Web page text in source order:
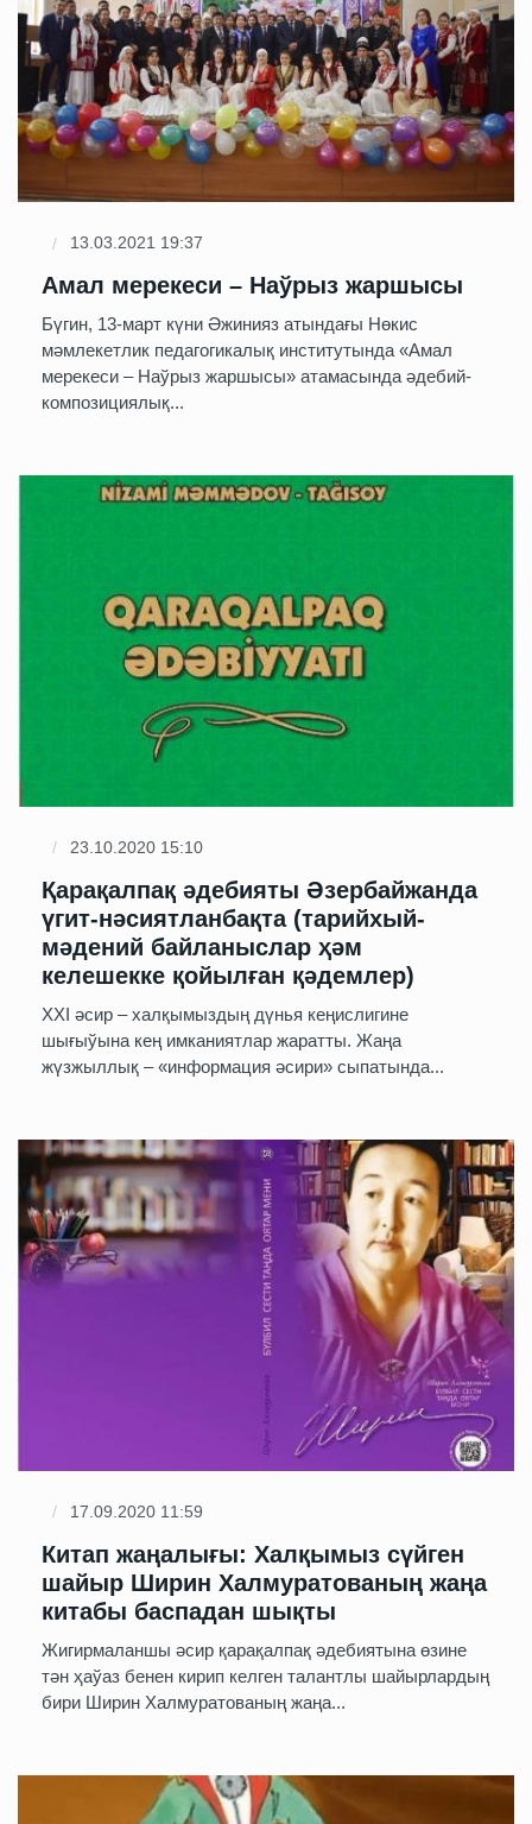
13.03.2021 19:37
Амал мерекеси – Наўрыз жаршысы
Бүгин, 13-март күни Әжинияз атындағы Нөкис
мәмлекетлик педагогикалық институтында «Амал
мерекеси – Наўрыз жаршысы» атамасында әдебий-
композициялық...
23.10.2020 15:10
Қарақалпақ əдебияты Əзербайжанда
үгит-нəсиятланбақта (тарийхый-
мəдений байланыслар ҳəм
келешекке қойылған қəдемлер)
ХХІ әсир – халқымыздың дүнья кеңислигине
шығыўына кең имканиятлар жаратты. Жаңа
жүзжыллық – «информация әсири» сыпатында...
17.09.2020 11:59
Китап жаңалығы: Халқымыз сүйген
шайыр Ширин Халмуратованың жаңа
китабы баспадан шықты
Жигирмаланшы әсир қарақалпақ әдебиятына өзине
тән ҳаўаз бенен кирип келген талантлы шайырлардың
бири Ширин Халмуратованың жаңа...